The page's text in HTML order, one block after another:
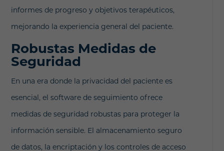
informes de progreso y objetivos terapéuticos,
mejorando la experiencia general del paciente.
Robustas Medidas de
Seguridad
En una era donde la privacidad del paciente es
esencial, el software de seguimiento ofrece
medidas de seguridad robustas para proteger la
información sensible. El almacenamiento seguro
de datos, la encriptación y los controles de acceso